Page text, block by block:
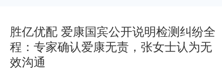
胜亿优配 爱康国宾公开说明检测纠纷全
程：专家确认爱康无责，张女士认为无
效沟通